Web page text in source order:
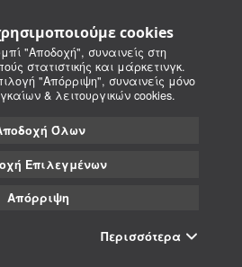
cookies
"Αποδοχή", συναινείς στη
στατιστικής και μάρκετινγκ.
"Απόρριψη", συναινείς μόνο
& λειτουργικών cookies.
Όλων
Επιλεγμένων
Απόρριψη
Περισσότερα